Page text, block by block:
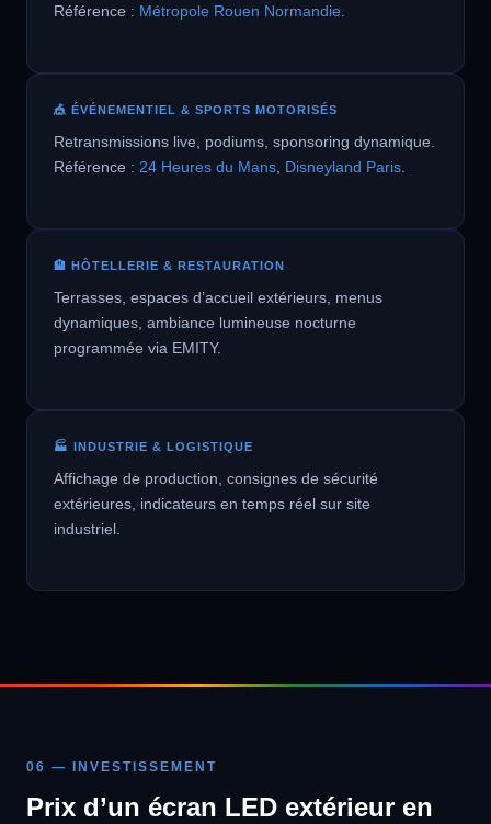
Référence : Métropole Rouen Normandie
🎪 ÉVÉNEMENTIEL & SPORTS MOTORISÉS
Retransmissions live, podiums, sponsoring dynamique.
Référence : 24 Heures du Mans Disneyland Paris
🏨 HÔTELLERIE & RESTAURATION
Terrasses, espaces d’accueil extérieurs, menus
dynamiques, ambiance lumineuse nocturne
programmée via EMITY.
🏭 INDUSTRIE & LOGISTIQUE
Affichage de production, consignes de sécurité
extérieures, indicateurs en temps réel sur site
industriel.
06 — INVESTISSEMENT
Prix d’un écran LED extérieur en